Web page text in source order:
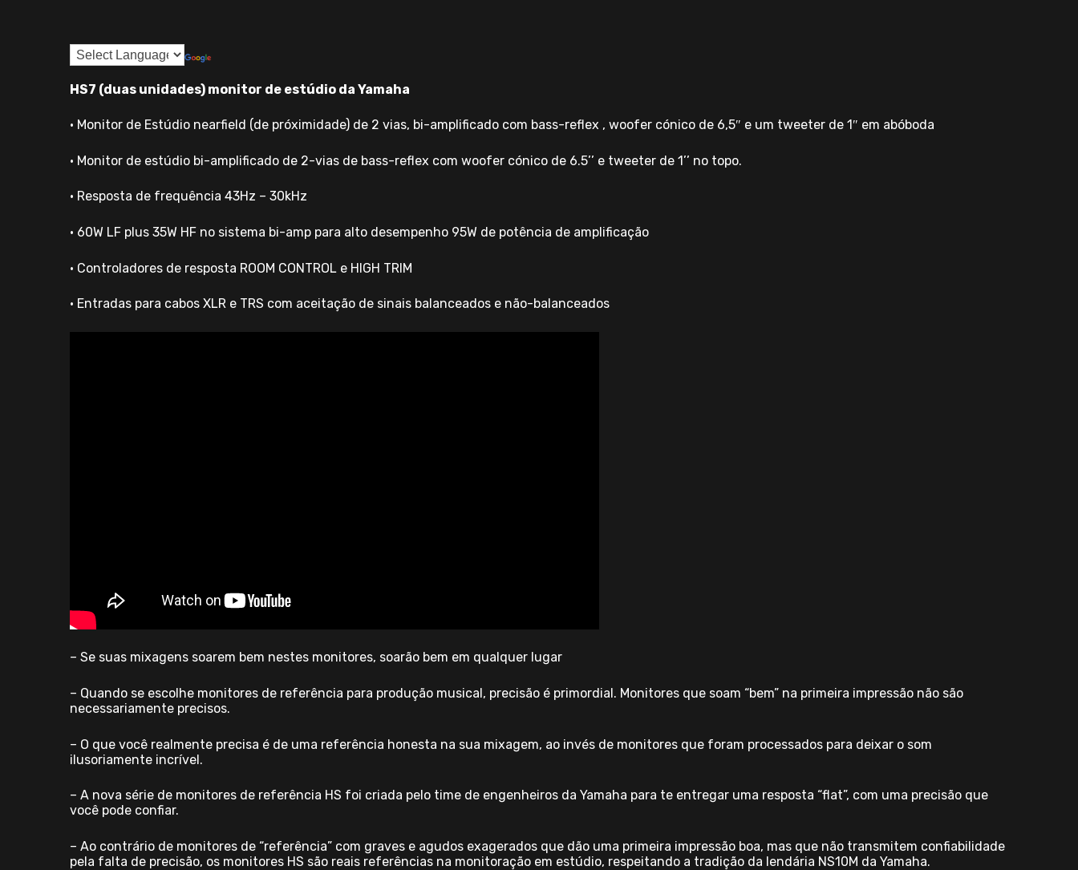
HS7 (duas unidades) monitor de estúdio da Yamaha
• Monitor de Estúdio nearfield (de próximidade) de 2 vias, bi-amplificado com bass-reflex , woofer cónico de 6,5″ e um tweeter de 1″ em abóboda
• Monitor de estúdio bi-amplificado de 2-vias de bass-reflex com woofer cónico de 6.5’’ e tweeter de 1’’ no topo.
• Resposta de frequência 43Hz – 30kHz
• 60W LF plus 35W HF no sistema bi-amp para alto desempenho 95W de potência de amplificação
• Controladores de resposta ROOM CONTROL e HIGH TRIM
• Entradas para cabos XLR e TRS com aceitação de sinais balanceados e não-balanceados
– Se suas mixagens soarem bem nestes monitores, soarão bem em qualquer lugar
– Quando se escolhe monitores de referência para produção musical, precisão é primordial. Monitores que soam “bem” na primeira impressão não são
necessariamente precisos.
– O que você realmente precisa é de uma referência honesta na sua mixagem, ao invés de monitores que foram processados para deixar o som
ilusoriamente incrível.
– A nova série de monitores de referência HS foi criada pelo time de engenheiros da Yamaha para te entregar uma resposta “flat”, com uma precisão que
você pode confiar.
– Ao contrário de monitores de “referência” com graves e agudos exagerados que dão uma primeira impressão boa, mas que não transmitem confiabilidade
pela falta de precisão, os monitores HS são reais referências na monitoração em estúdio, respeitando a tradição da lendária NS10M da Yamaha.